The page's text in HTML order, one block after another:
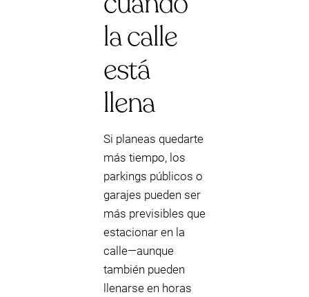
la calle
está
llena
Si planeas quedarte
más tiempo, los
parkings públicos o
garajes pueden ser
más previsibles que
estacionar en la
calle—aunque
también pueden
llenarse en horas